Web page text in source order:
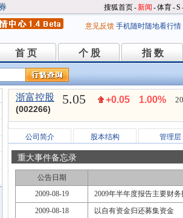
搜狐首页-新闻 -体育-S
意见反馈 手机随时随地看行情
首 页
首 页 个 股
个 股 指 数
指 数
浙富控股
(002266)
5.05 +0.05 1.00%
公司简介 股本结构 管理层
重大事件备忘录
公告日期
2009-08-19
2009年半年度报告主要财
2009-08-18
以自有资金归还募集资金